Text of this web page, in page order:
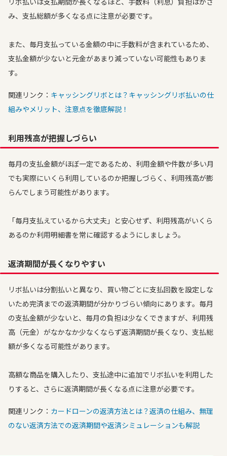
み、支払総額が多くなる点に注意が必要です。
また、毎月支払っている金額の中に手数料が含まれているため、
支払金額が少ないと元金があまり減っていない可能性もありま
す。
関連リンク： キャッシングリボとは？キャッシングリボ払いの仕
組みやメリット、注意点を徹底解説！
利用残高が把握しづらい
毎月の支払金額がほぼ一定であるため、利用金額や件数が多い月
でも実際にいくら利用しているのか把握しづらく、利用残高が膨
らんでしまう可能性があります。
「毎月支払えているから大丈夫」と安心せず、利用残高がいくら
あるのか利用明細書を常に確認するようにしましょう。
返済期間が長くなりやすい
リボ払いは分割払いと異なり、買い物ごとに支払回数を設定しな
いため完済までの返済期間が分かりづらい傾向にあります。毎月
の支払金額が少ないと、毎月の負担は少なくできますが、利用残
高（元金）がなかなか少なくならず返済期間が長くなり、支払総
額が多くなる可能性があります。
高額な商品を購入したり、支払途中に追加でリボ払いを利用した
りすると、さらに返済期間が長くなる点に注意が必要です。
関連リンク： カードローンの返済方法とは？返済の仕組み、無理
のない返済方法での返済期間や返済シミュレーションも解説